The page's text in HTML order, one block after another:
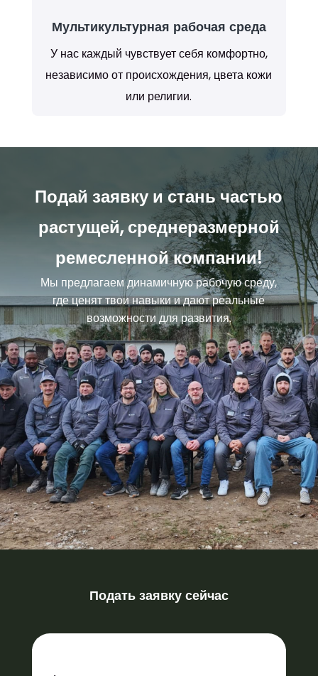
Мультикультурная рабочая среда
У нас каждый чувствует себя комфортно,
независимо от происхождения, цвета кожи
или религии.
Подай заявку и стань частью
растущей, среднеразмерной
ремесленной компании!
Мы предлагаем динамичную рабочую среду,
где ценят твои навыки и дают реальные
возможности для развития.
Подать заявку сейчас